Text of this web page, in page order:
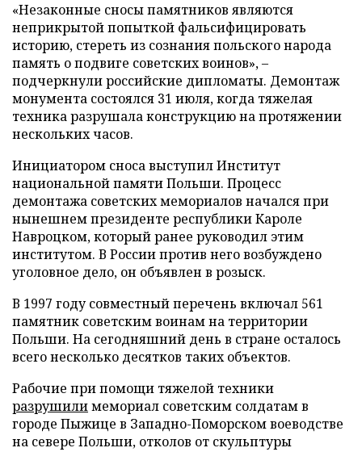
«Незаконные сносы памятников являются
неприкрытой попыткой фальсифицировать
историю, стереть из сознания польского народа
память о подвиге советских воинов», –
подчеркнули российские дипломаты. Демонтаж
монумента состоялся 31 июля, когда тяжелая
техника разрушала конструкцию на протяжении
нескольких часов.
Инициатором сноса выступил Институт
национальной памяти Польши. Процесс
демонтажа советских мемориалов начался при
нынешнем президенте республики Кароле
Навроцком, который ранее руководил этим
институтом. В России против него возбуждено
уголовное дело, он объявлен в розыск.
В 1997 году совместный перечень включал 561
памятник советским воинам на территории
Польши. На сегодняшний день в стране осталось
всего несколько десятков таких объектов.
Рабочие при помощи тяжелой техники
разрушилимемориал советским солдатам в
городе Пыжице в Западно-Поморском воеводстве
на севере Польши, отколов от скульптуры